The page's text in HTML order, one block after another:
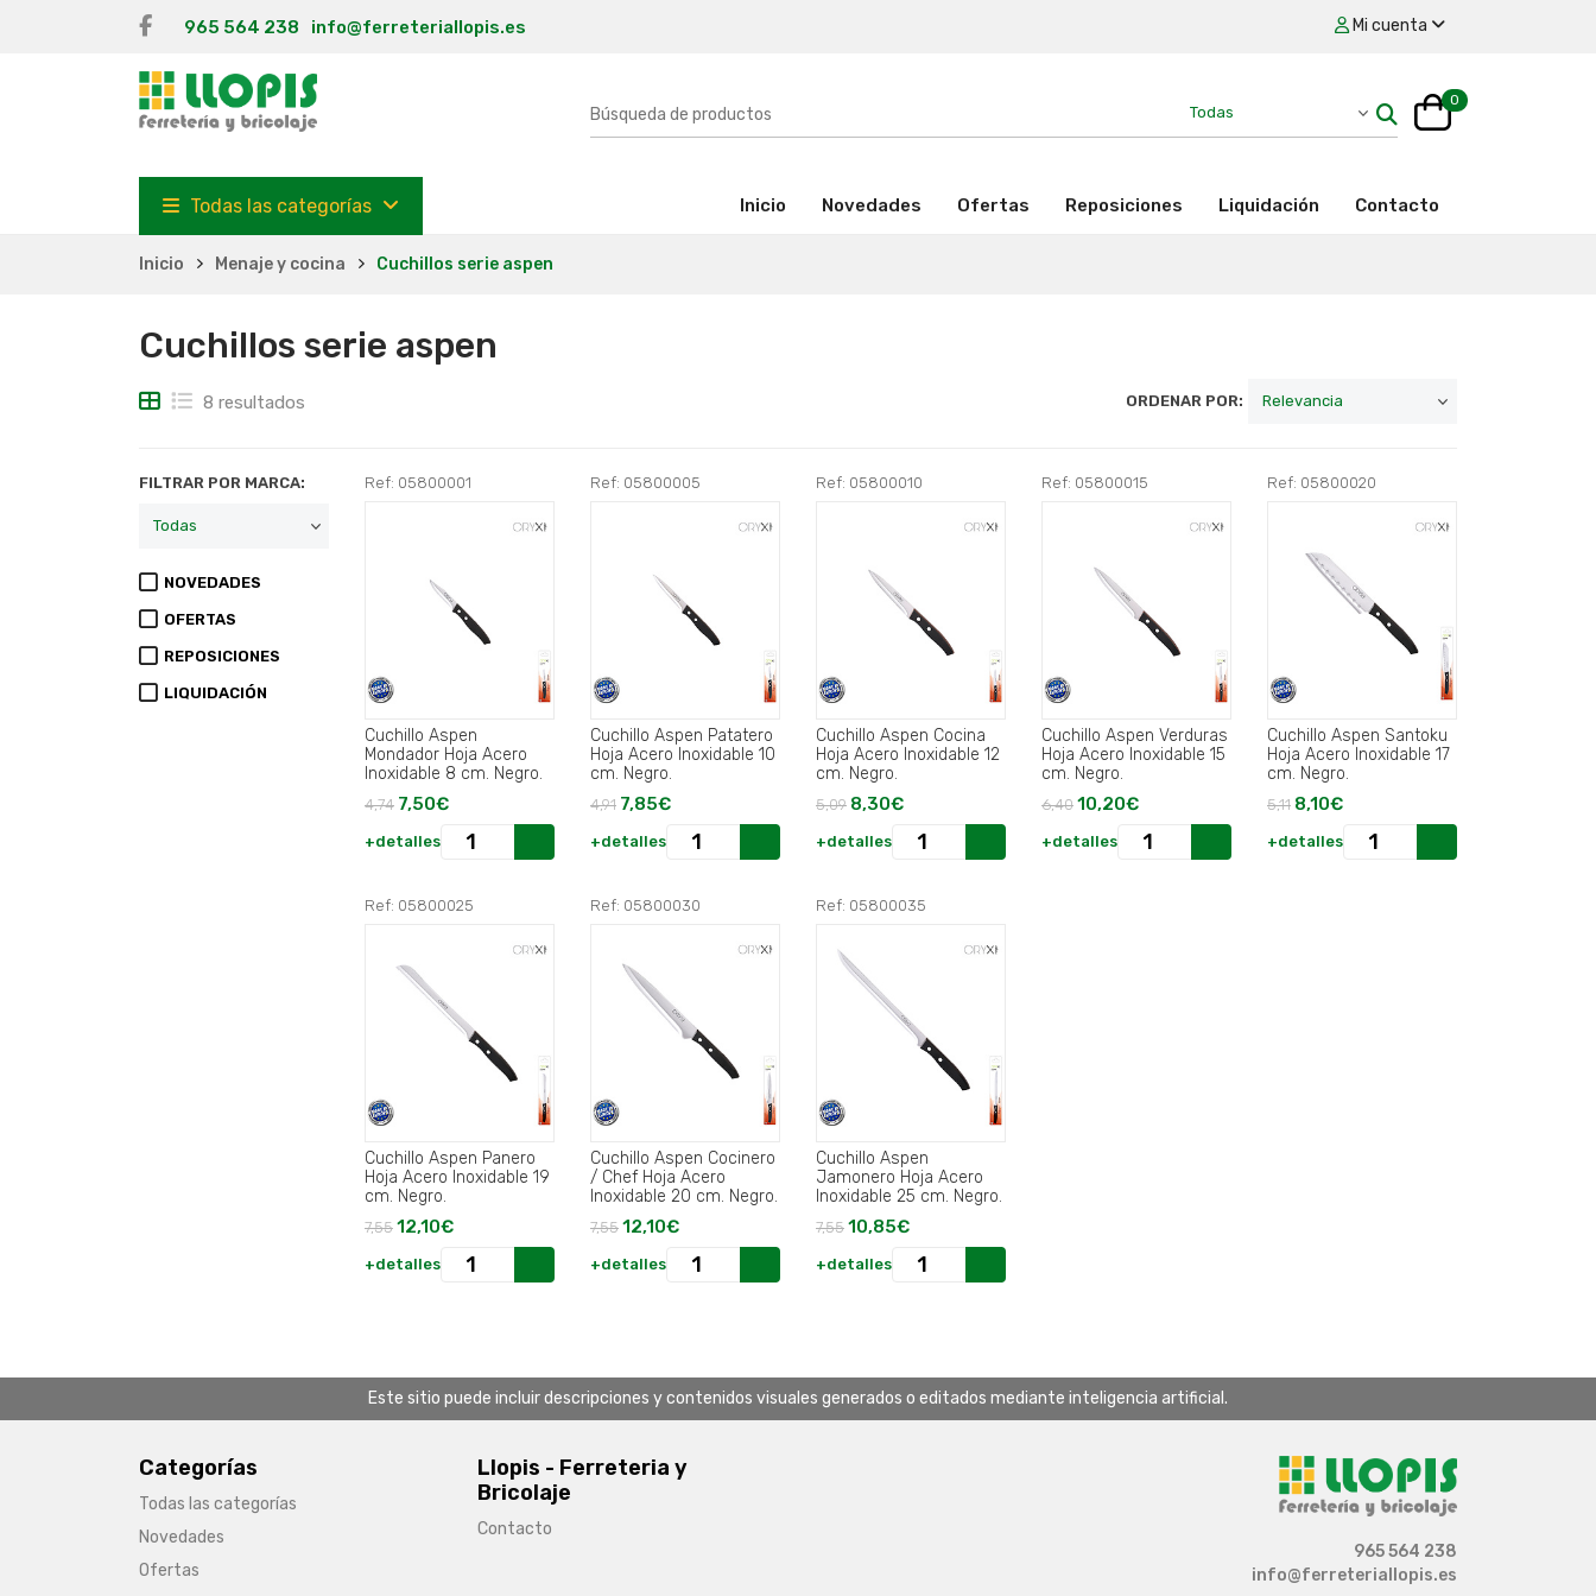
965 564 238 info@ferreteriallopis.es Mi cuenta
0
Todas las categorías Inicio (activo)Novedades Ofertas Reposiciones Liquidación Contacto
Inicio Menaje y cocina Cuchillos serie aspen
Cuchillos serie aspen
8 resultados ORDENAR POR:
FILTRAR POR MARCA:
NOVEDADES
OFERTAS
REPOSICIONES
LIQUIDACIÓN
Ref: 05800001
Cuchillo Aspen
Mondador Hoja Acero
Inoxidable 8 cm. Negro.
4,74 7,50€
+detalles
Ref: 05800005
Cuchillo Aspen Patatero
Hoja Acero Inoxidable 10
cm. Negro.
4,91 7,85€
+detalles
Ref: 05800010
Cuchillo Aspen Cocina
Hoja Acero Inoxidable 12
cm. Negro.
5,09 8,30€
+detalles
Ref: 05800015
Cuchillo Aspen Verduras
Hoja Acero Inoxidable 15
cm. Negro.
6,40 10,20€
+detalles
Ref: 05800020
Cuchillo Aspen Santoku
Hoja Acero Inoxidable 17
cm. Negro.
5,11 8,10€
+detalles
Ref: 05800025
Cuchillo Aspen Panero
Hoja Acero Inoxidable 19
cm. Negro.
7,55 12,10€
+detalles
Ref: 05800030
Cuchillo Aspen Cocinero
/ Chef Hoja Acero
Inoxidable 20 cm. Negro.
7,55 12,10€
+detalles
Ref: 05800035
Cuchillo Aspen
Jamonero Hoja Acero
Inoxidable 25 cm. Negro.
7,55 10,85€
+detalles
Este sitio puede incluir descripciones y contenidos visuales generados o editados mediante inteligencia artificial.
Categorías
Todas las categorías
Novedades
Ofertas
Llopis - Ferreteria y
Bricolaje
Contacto
965 564 238
info@ferreteriallopis.es